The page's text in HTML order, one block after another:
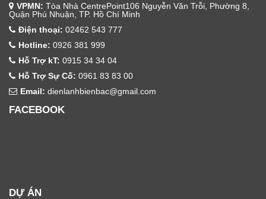
VPMN: Tòa Nhà CentrePoint106 Nguyễn Văn Trỗi, Phường 8,
Quận Phú Nhuận, TP. Hồ Chí Minh
Điện thoại: 02462 543 777
Hotline: 0926 381 999
Hỗ Trợ kT: 0915 34 34 04
Hỗ Trợ Sự Cố: 0961 83 83 00
Email: dienlanhbienbac@gmail.com
FACEBOOK
DỰ ÁN